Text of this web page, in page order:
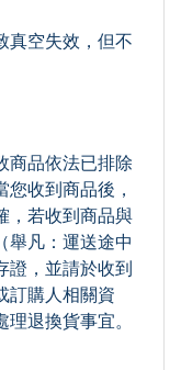
真空失效，但不
商品依法已排除
收到商品後，
，若收到商品與
舉凡：運送途中
證，並請於收到
訂購人相關資
退換貨事宜。